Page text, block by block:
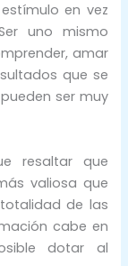
en vez
uno mismo
amar
que se
ser muy
resaltar que
valiosa que
de las
cabe en
dotar al